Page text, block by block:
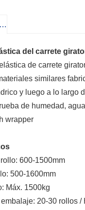
Detalles de producto
del carrete
de carrete
similares
y luego a lo largo
de humedad,
600-1500mm
500-1600mm
Máx. 1500kg
20-30 rollos /